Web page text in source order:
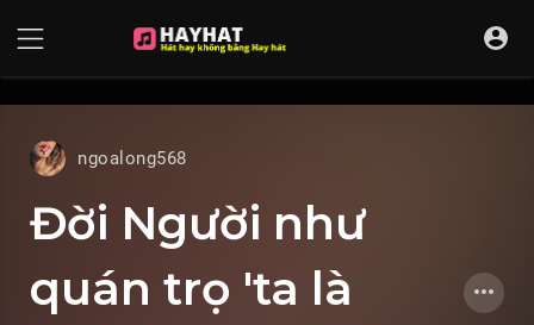
ngoalong568
Đời Người như
quán trọ 'ta là